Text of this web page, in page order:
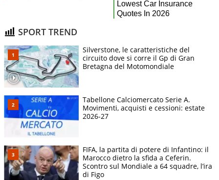
SPORT TREND
Silverstone, le caratteristiche del
circuito dove si corre il Gp di Gran
Bretagna del Motomondiale
Tabellone Calciomercato Serie A.
Movimenti, acquisti e cessioni: estate
2026-27
FIFA, la partita di potere di Infantino: il
Marocco dietro la sfida a Ceferin.
Scontro sul Mondiale a 64 squadre, l’ira
di Figo